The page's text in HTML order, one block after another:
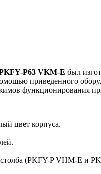
P63 VKM-E был
приведенного
функционирования
цвет корпуса.
(PKFY-P VHM-E и